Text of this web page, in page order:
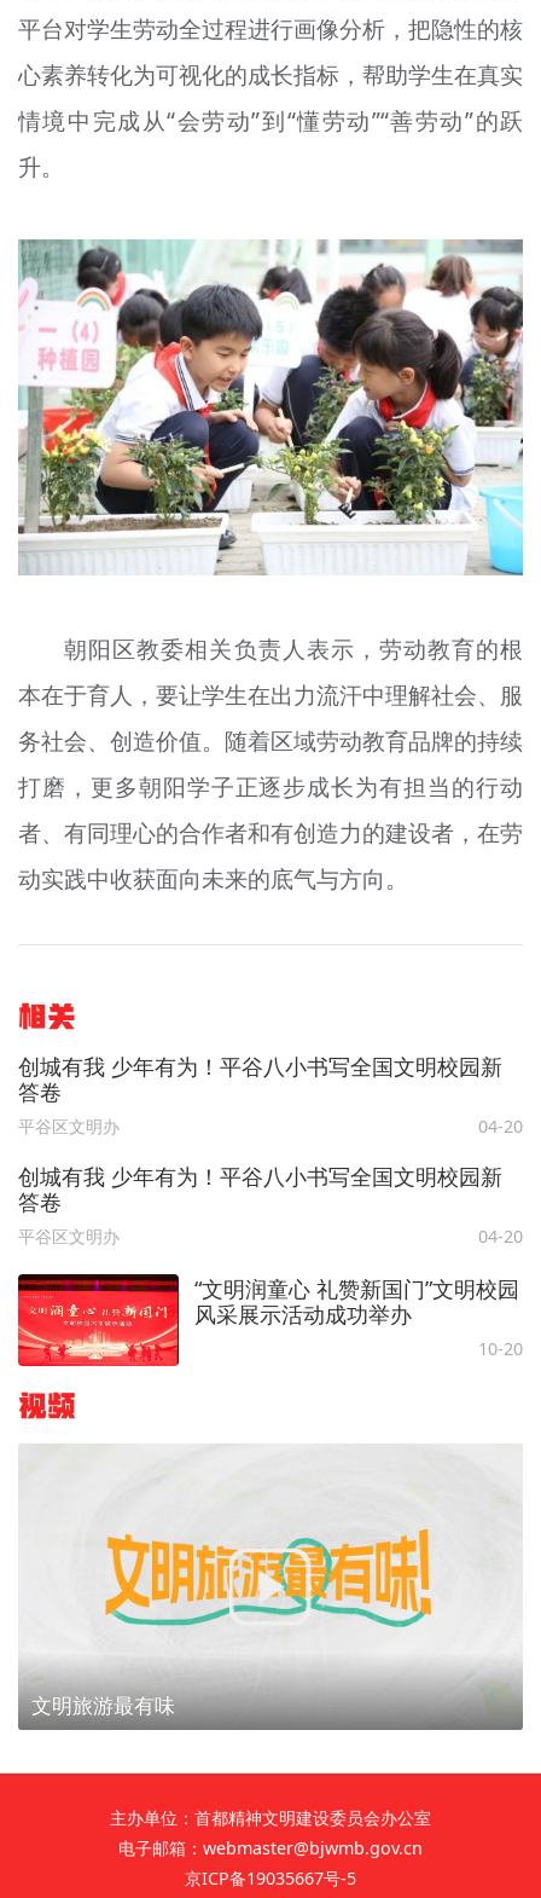
平台对学生劳动全过程进行画像分析，把隐性的核
心素养转化为可视化的成长指标，帮助学生在真实
情境中完成从“会劳动”到“懂劳动”“善劳动”的跃
升。
朝阳区教委相关负责人表示，劳动教育的根
本在于育人，要让学生在出力流汗中理解社会、服
务社会、创造价值。随着区域劳动教育品牌的持续
打磨，更多朝阳学子正逐步成长为有担当的行动
者、有同理心的合作者和有创造力的建设者，在劳
动实践中收获面向未来的底气与方向。
相关
创城有我 少年有为！平谷八小书写全国文明校园新
答卷
平谷区文明办 04-20
创城有我 少年有为！平谷八小书写全国文明校园新
答卷
平谷区文明办 04-20
“文明润童心 礼赞新国门”文明校园
风采展示活动成功举办
10-20
视频
文明旅游最有味
主办单位：首都精神文明建设委员会办公室
电子邮箱：webmaster@bjwmb.gov.cn
京ICP备19035667号-5